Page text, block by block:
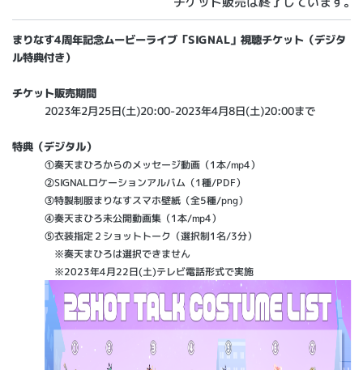
まりなす4周年記念ムービーライブ「SIGNAL」視聴チケット（デジタ
ル特典付き）
チケット販売期間
2023年2月25日(土)20:00-2023年4月8日(土)20:00まで
特典（デジタル）
①奏天まひろからのメッセージ動画（1本/mp4）
②SIGNALロケーションアルバム（1種/PDF）
③特製制服まりなすスマホ壁紙（全5種/png）
④奏天まひろ未公開動画集（1本/mp4）
⑤衣装指定２ショットトーク（選択制1名/3分）
※奏天まひろは選択できません
※2023年4月22日(土)テレビ電話形式で実施